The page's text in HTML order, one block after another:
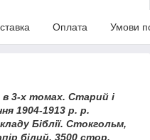
Оплата Умови
в 3-х томах. Старий і
1904-1913 р. р.
Біблії. Стокгольм,
білий. 3500 стор.